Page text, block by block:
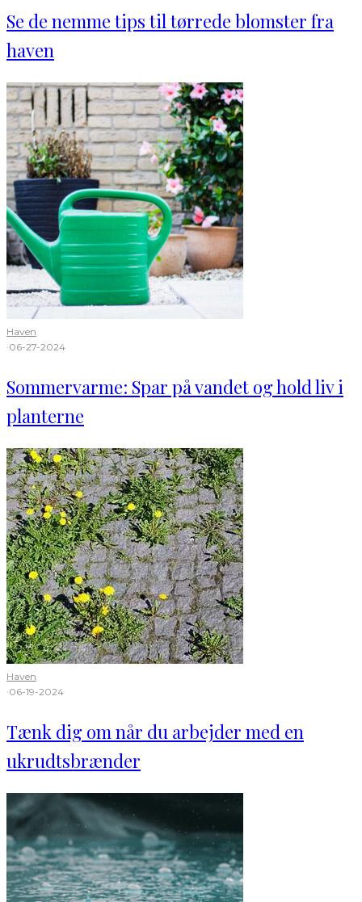
Se de nemme tips til tørrede blomster fra
haven
Haven
·06-27-2024
Sommervarme: Spar på vandet og hold liv i
planterne
Haven
·06-19-2024
Tænk dig om når du arbejder med en
ukrudtsbrænder